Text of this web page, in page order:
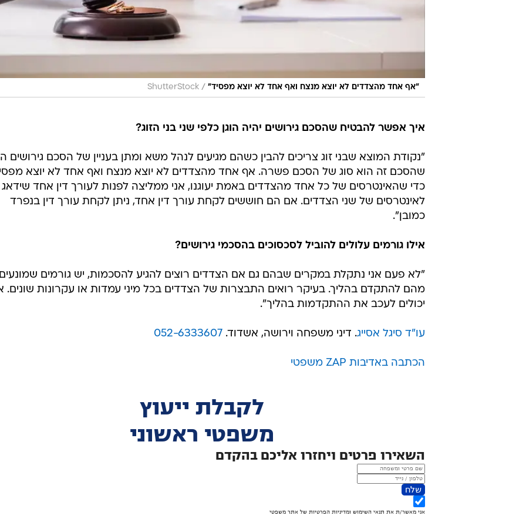
"אף אחד מהצדדים לא יוצא מנצח ואף אחד לא יוצא מפסיד" /
ShutterStock
איך אפשר להבטיח שהסכם גירושים יהיה הוגן כלפי שני בני הזוג?
"נקודת המוצא שבני זוג צריכים להבין כשהם מגיעים לנהל משא ומתן בעניין של הסכם גירושים
שהסכם זה הוא סוג של הסכם פשרה. אף אחד מהצדדים לא יוצא מנצח ואף אחד לא יוצא
כדי שהאינטרסים של כל אחד מהצדדים באמת יעוגנו, אני ממליצה לפנות לעורך דין אחד שידאג
לאינטרסים של שני הצדדים. אם הם חוששים לקחת עורך דין אחד, ניתן לקחת עורך דין בנפרד
כמובן".
אילו גורמים עלולים להוביל לסכסוכים בהסכמי גירושים?
"לא פעם אני נתקלת במקרים שבהם גם אם הצדדים רוצים להגיע להסכמות, יש גורמים
מהם להתקדם בהליך. בעיקר רואים התבצרות של הצדדים בכל מיני עמדות או עקרונות שונים.
יכולים לעכב את ההתקדמות בהליך".
עו"ד סיגל אסייג. דיני משפחה וירושה, אשדוד. 052-6333607
הכתבה באדיבות ZAP משפטי